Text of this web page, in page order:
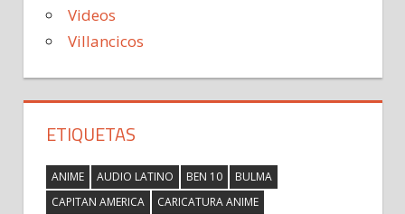
Videos
Villancicos
ETIQUETAS
ANIME AUDIO LATINO BEN 10
BULMA
CAPITAN AMERICA
CARICATURA ANIME